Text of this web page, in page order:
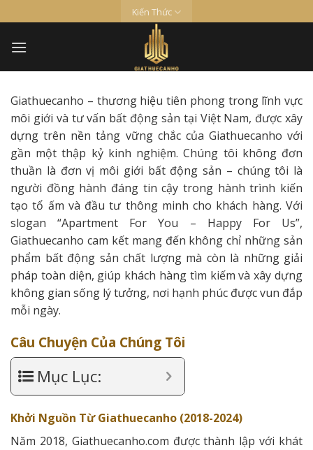
to
content
Kiến Thức
Giathuecanho – thương hiệu tiên phong trong lĩnh vực
môi giới và tư vấn bất động sản tại Việt Nam, được xây
dựng trên nền tảng vững chắc của Giathuecanho với
gần một thập kỷ kinh nghiệm. Chúng tôi không đơn
thuần là đơn vị môi giới bất động sản – chúng tôi là
người đồng hành đáng tin cậy trong hành trình kiến
tạo tổ ấm và đầu tư thông minh cho khách hàng. Với
slogan “Apartment For You – Happy For Us”,
Giathuecanho cam kết mang đến không chỉ những sản
phẩm bất động sản chất lượng mà còn là những giải
pháp toàn diện, giúp khách hàng tìm kiếm và xây dựng
không gian sống lý tưởng, nơi hạnh phúc được vun đắp
mỗi ngày.
Câu Chuyện Của Chúng Tôi
Mục Lục:
Khởi Nguồn Từ Giathuecanho (2018-2024)
Năm 2018, Giathuecanho.com được thành lập với khát